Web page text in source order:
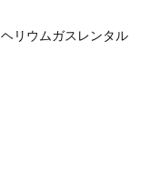
ヘリウムガスレンタル